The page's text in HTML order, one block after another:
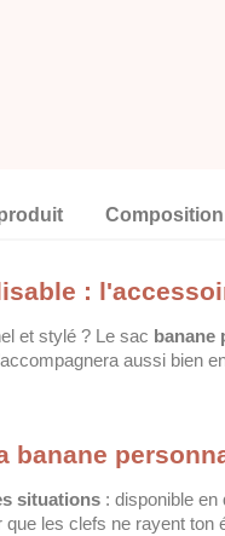
Composition
:
et stylé ? Le sac banane
aussi bien
banane
situations : disponible en
que les clefs ne rayent ton